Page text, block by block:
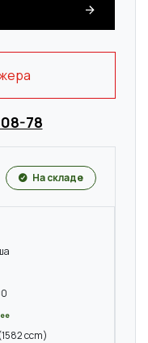
78
На складе
ccm)